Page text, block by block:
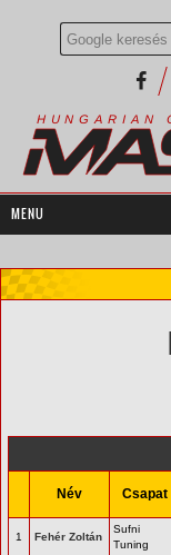
H U N G A R I A N
Név Csapat
1 Fehér Zoltán
Sufni
Tuning